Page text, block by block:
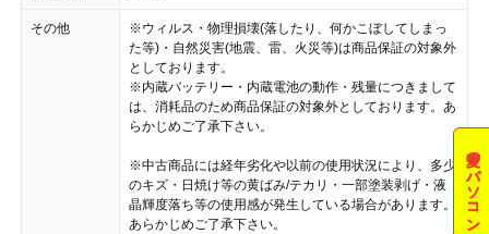
その他
※ウィルス・物理損壊(落したり、何かこぼしてしまっ
た等)・自然災害(地震、雷、火災等)は商品保証の対象外
としております。
※内蔵バッテリー・内蔵電池の動作・残量につきまして
は、消耗品のため商品保証の対象外としております。あ
らかじめご了承下さい。
※中古商品には経年劣化や以前の使用状況により、多少
のキズ・日焼け等の黄ばみ/テカリ・一部塗装剥げ・液
晶輝度落ち等の使用感が発生している場合があります。
あらかじめご了承下さい。
夏のパソコン祭